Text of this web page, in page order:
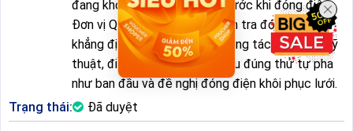
đang khóa để đóng điện. * Trước khi đóng điện:
Đơn vị QLVH lập biên bản kiểm tra đóng điện,
khẳng định các thiết bị sau công tác đảm bảo kỹ
thuật, điều kiện đóng điện, đấu đúng thứ tự pha
như ban đầu và đề nghị đóng điện khôi phục lưới.
Trạng thái:
Đã duyệt